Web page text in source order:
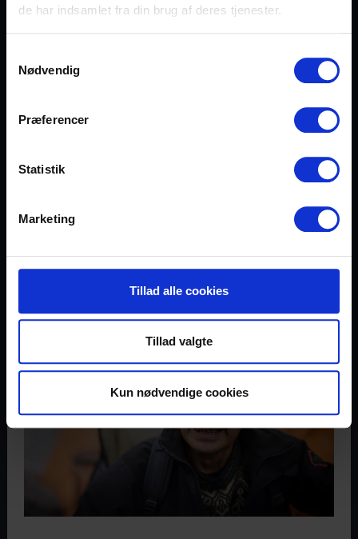
de har indsamlet fra din brug af deres tjenester.
Nødvendig
Præferencer
Statistik
Marketing
Tillad alle cookies
Tillad valgte
Kun nødvendige cookies
Hvert år hjælper vi mennesker med at finde ny tro og